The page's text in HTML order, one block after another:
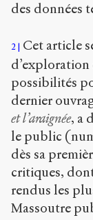
des données
2
Cet article
d’exploration
possibilités
dernier
et l’araignée, a
le public
dès sa
critiques,
rendus les
Massoutre